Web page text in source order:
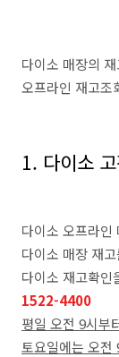
다이소 매장의
오프라인 재고조
1. 다이소
다이소 오프라인
다이소 매장 재
다이소 재고확인
1522-4400
평일 오전 9시부
토요일에는 오전